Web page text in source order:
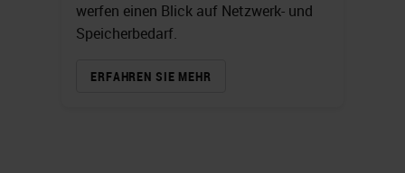
werfen einen Blick auf Netzwerk- und
Speicherbedarf.
ERFAHREN SIE MEHR